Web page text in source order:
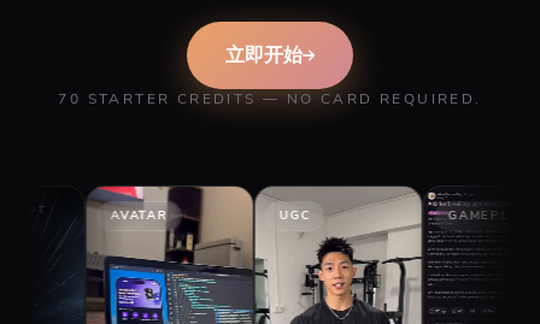
立即开始
70 STARTER CREDITS — NO CARD REQUIRED.
AVATAR GAMEPLAY